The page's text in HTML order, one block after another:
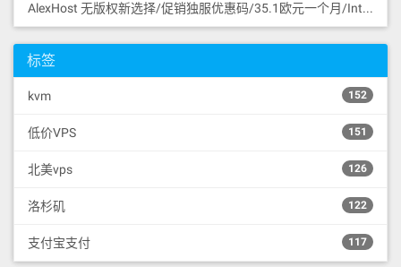
AlexHost 无版权新选择/促销独服优惠码/35.1欧元一个月/Intel I5 CPU/4G DDR3/1TB SATA HDD/无限流量/共享1Gbps/DDoS保护/摩尔多瓦/无版权
标签
kvm 152
低价VPS 151
北美vps 126
洛杉矶 122
支付宝支付 117